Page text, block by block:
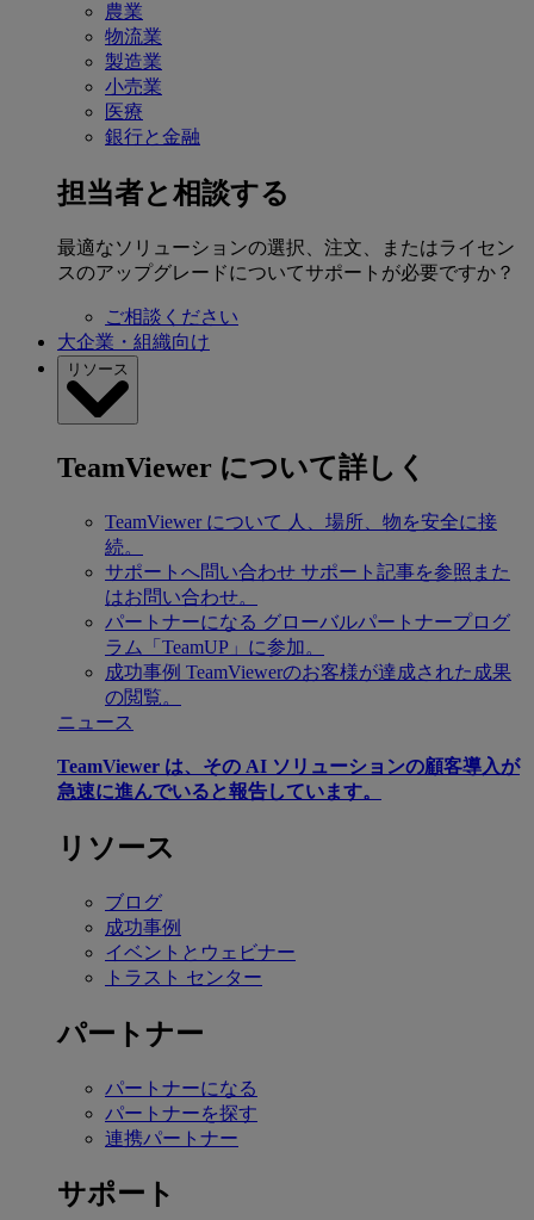
農業
物流業
製造業
小売業
医療
銀行と金融
担当者と相談する
最適なソリューションの選択、注文、またはライセン
スのアップグレードについてサポートが必要ですか？
ご相談ください
大企業・組織向け
リソース
TeamViewer について詳しく
TeamViewer について 人、場所、物を安全に接
続。
サポートへ問い合わせ サポート記事を参照また
はお問い合わせ。
パートナーになる グローバルパートナープログ
ラム「TeamUP」に参加。
成功事例 TeamViewerのお客様が達成された成果
の閲覧。
ニュース
TeamViewer は、その AI ソリューションの顧客導入が
急速に進んでいると報告しています。
リソース
ブログ
成功事例
イベントとウェビナー
トラスト センター
パートナー
パートナーになる
パートナーを探す
連携パートナー
サポート